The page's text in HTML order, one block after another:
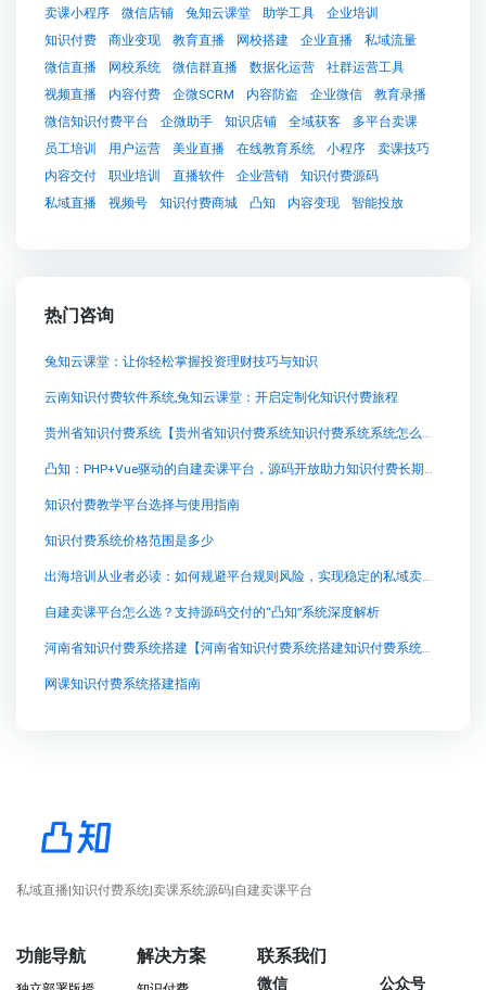
卖课小程序
微信店铺 兔知云课堂 助学工具
企业培训
知识付费
商业变现 教育直播 网校搭建 企业直播
私域流量
微信直播
网校系统 微信群直播 数据化运营
社群运营工具
视频直播
内容付费 企微SCRM 内容防盗 企业微信
教育录播
微信知识付费平台
企微助手 知识店铺 全域获客
多平台卖课
员工培训
用户运营 美业直播 在线教育系统 小程序
卖课技巧
内容交付
职业培训 直播软件 企业营销
知识付费源码
私域直播
视频号 知识付费商城 凸知 内容变现 智能投放
热门咨询
兔知云课堂：让你轻松掌握投资理财技巧与知识
云南知识付费软件系统,兔知云课堂：开启定制化知识付费旅程
贵州省知识付费系统【贵州省知识付费系统知识付费系统系统怎么制作，知识付费系统搭建使用教程】
凸知：PHP+Vue驱动的自建卖课平台，源码开放助力知识付费长期经营
知识付费教学平台选择与使用指南
知识付费系统价格范围是多少
出海培训从业者必读：如何规避平台规则风险，实现稳定的私域卖课与课程交付
自建卖课平台怎么选？支持源码交付的“凸知”系统深度解析
河南省知识付费系统搭建【河南省知识付费系统搭建知识付费系统系统怎么制作，知识付费系统搭建使用教程】
网课知识付费系统搭建指南
私域直播|知识付费系统|卖课系统源码|自建卖课平台
功能导航 解决方案 联系我们
微信 公众号